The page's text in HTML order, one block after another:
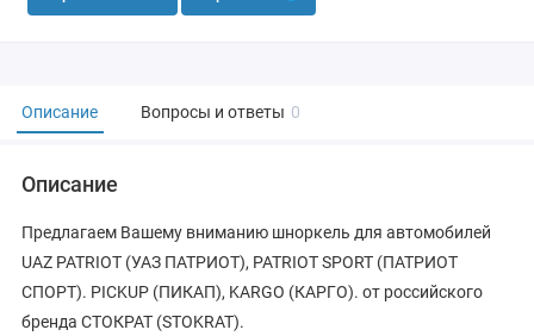
Описание Вопросы и ответы 0
Описание
Предлагаем Вашему вниманию шноркель для автомобилей
UAZ PATRIOT (УАЗ ПАТРИОТ), PATRIOT SPORT (ПАТРИОТ
СПОРТ). PICKUP (ПИКАП), KARGO (КАРГО). от российского
бренда СТОКРАТ (STOKRAT).